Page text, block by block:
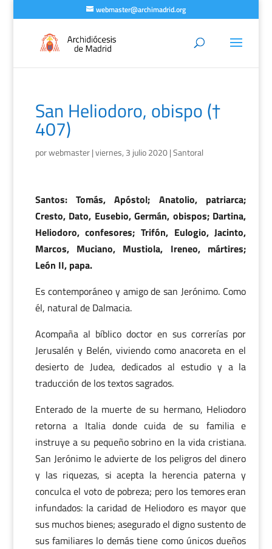
webmaster@archimadrid.org
San Heliodoro, obispo (†
407)
porwebmaster|viernes, 3 julio 2020|Santoral
Santos: Tomás, Apóstol; Anatolio, patriarca;
Cresto, Dato, Eusebio, Germán, obispos; Dartina,
Heliodoro, confesores; Trifón, Eulogio, Jacinto,
Marcos, Muciano, Mustiola, Ireneo, mártires;
León II, papa.
Es contemporáneo y amigo de san Jerónimo. Como
él, natural de Dalmacia.
Acompaña al bíblico doctor en sus correrías por
Jerusalén y Belén, viviendo como anacoreta en el
desierto de Judea, dedicados al estudio y a la
traducción de los textos sagrados.
Enterado de la muerte de su hermano, Heliodoro
retorna a Italia donde cuida de su familia e
instruye a su pequeño sobrino en la vida cristiana.
San Jerónimo le advierte de los peligros del dinero
y las riquezas, si acepta la herencia paterna y
conculca el voto de pobreza; pero los temores eran
infundados: la caridad de Heliodoro es mayor que
sus muchos bienes; asegurado el digno sustento de
sus familiares lo demás tiene como únicos dueños